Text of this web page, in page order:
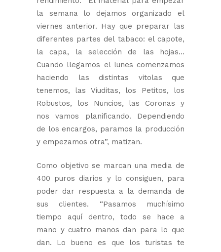
la semana lo dejamos organizado el
viernes anterior. Hay que preparar las
diferentes partes del tabaco: el capote,
la capa, la selección de las hojas…
Cuando llegamos el lunes comenzamos
haciendo las distintas vitolas que
tenemos, las Viuditas, los Petitos, los
Robustos, los Nuncios, las Coronas y
nos vamos planificando. Dependiendo
de los encargos, paramos la producción
y empezamos otra”, matizan.
Como objetivo se marcan una media de
400 puros diarios y lo consiguen, para
poder dar respuesta a la demanda de
sus clientes. “Pasamos muchísimo
tiempo aquí dentro, todo se hace a
mano y cuatro manos dan para lo que
dan. Lo bueno es que los turistas te